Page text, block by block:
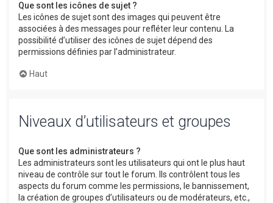
Que sont les icônes de sujet ?
Les icônes de sujet sont des images qui peuvent être
associées à des messages pour refléter leur contenu. La
possibilité d’utiliser des icônes de sujet dépend des
permissions définies par l’administrateur.
Haut
Niveaux d’utilisateurs et groupes
Que sont les administrateurs ?
Les administrateurs sont les utilisateurs qui ont le plus haut
niveau de contrôle sur tout le forum. Ils contrôlent tous les
aspects du forum comme les permissions, le bannissement,
la création de groupes d’utilisateurs ou de modérateurs, etc.,